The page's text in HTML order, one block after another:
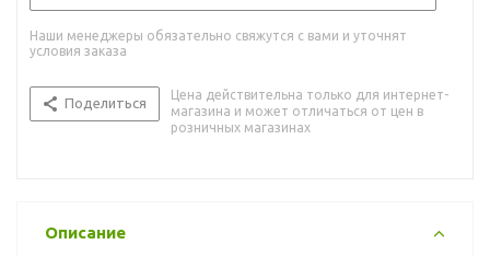
Наши менеджеры обязательно свяжутся с вами и уточнят
условия заказа
Поделиться
Цена действительна только для интернет-
магазина и может отличаться от цен в
розничных магазинах
Описание